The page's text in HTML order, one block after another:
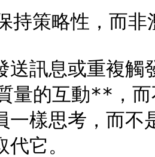
持策略性，而
訊息或重複
的互動**，而
樣思考，而不
它。